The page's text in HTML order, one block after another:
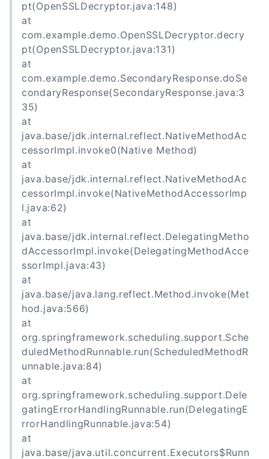
pt(OpenSSLDecryptor.java:148)
at
com.example.demo.OpenSSLDecryptor.decry
pt(OpenSSLDecryptor.java:131)
at
com.example.demo.SecondaryResponse.doSe
condaryResponse(SecondaryResponse.java:3
35)
at
java.base/jdk.internal.reflect.NativeMethodAc
cessorImpl.invoke0(Native Method)
at
java.base/jdk.internal.reflect.NativeMethodAc
cessorImpl.invoke(NativeMethodAccessorImp
l.java:62)
at
java.base/jdk.internal.reflect.DelegatingMetho
dAccessorImpl.invoke(DelegatingMethodAcce
ssorImpl.java:43)
at
java.base/java.lang.reflect.Method.invoke(Met
hod.java:566)
at
org.springframework.scheduling.support.Sche
duledMethodRunnable.run(ScheduledMethodR
unnable.java:84)
at
org.springframework.scheduling.support.Dele
gatingErrorHandlingRunnable.run(DelegatingE
rrorHandlingRunnable.java:54)
at
java.base/java.util.concurrent.Executors$Runn